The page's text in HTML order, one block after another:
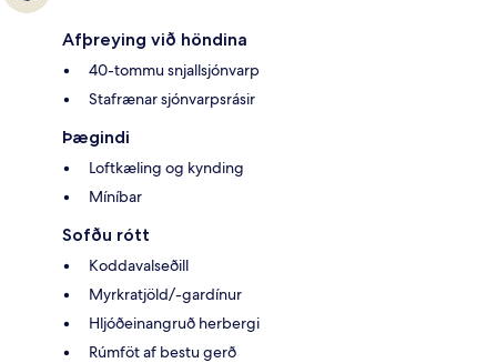
Afþreying við höndina
40-tommu snjallsjónvarp
Stafrænar sjónvarpsrásir
Þægindi
Loftkæling og kynding
Míníbar
Sofðu rótt
Koddavalseðill
Myrkratjöld/-gardínur
Hljóðeinangruð herbergi
Rúmföt af bestu gerð